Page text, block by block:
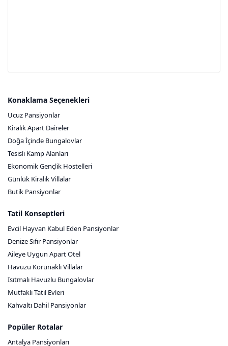
Konaklama Seçenekleri
Ucuz Pansiyonlar
Kiralık Apart Daireler
Doğa İçinde Bungalovlar
Tesisli Kamp Alanları
Ekonomik Gençlik Hostelleri
Günlük Kiralık Villalar
Butik Pansiyonlar
Tatil Konseptleri
Evcil Hayvan Kabul Eden Pansiyonlar
Denize Sıfır Pansiyonlar
Aileye Uygun Apart Otel
Havuzu Korunaklı Villalar
Isıtmalı Havuzlu Bungalovlar
Mutfaklı Tatil Evleri
Kahvaltı Dahil Pansiyonlar
Popüler Rotalar
Antalya Pansiyonları